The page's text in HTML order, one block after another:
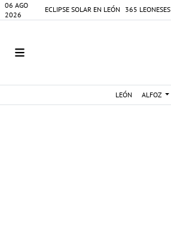
06 AGO
2026
ECLIPSE SOLAR EN LEÓN 365 LEONESES
LEÓN ALFOZ